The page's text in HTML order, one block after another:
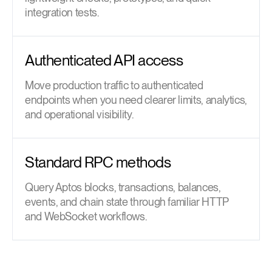
integration tests.
Authenticated API access
Move production traffic to authenticated
endpoints when you need clearer limits, analytics,
and operational visibility.
Standard RPC methods
Query Aptos blocks, transactions, balances,
events, and chain state through familiar HTTP
and WebSocket workflows.